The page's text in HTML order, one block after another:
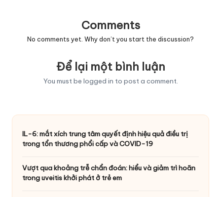
Comments
No comments yet. Why don’t you start the discussion?
Để lại một bình luận
You must be logged in to post a comment.
IL-6: mắt xích trung tâm quyết định hiệu quả điều trị
trong tổn thương phổi cấp và COVID-19
Vượt qua khoảng trễ chẩn đoán: hiểu và giảm trì hoãn
trong uveitis khởi phát ở trẻ em